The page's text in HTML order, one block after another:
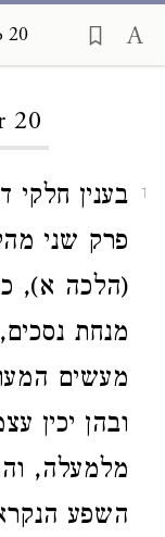
20
20
1
בענין חלקי
פרק שני
(הלכה א),
מנחת
מעשים
ובהן יכין
מלמעלה,
השפע